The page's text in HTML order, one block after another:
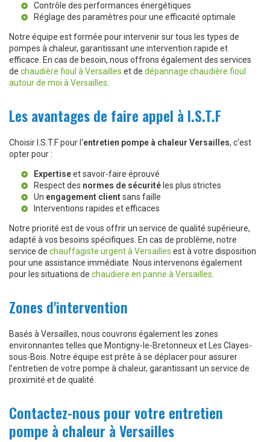
Contrôle des performances énergétiques
Réglage des paramètres pour une efficacité optimale
Notre équipe est formée pour intervenir sur tous les types de
pompes à chaleur, garantissant une intervention rapide et
efficace. En cas de besoin, nous offrons également des services
de chaudière fioul à Versailles et de dépannage chaudière fioul
autour de moi à Versailles
Les avantages de faire appel à I.S.T.F
Choisir I.S.T.F pour l'entretien pompe à chaleur Versailles, c'est
opter pour :
Expertiseet savoir-faire éprouvé
Respect des normes de sécurité les plus strictes
Un engagement client sans faille
Interventions rapides et efficaces
Notre priorité est de vous offrir un service de qualité supérieure,
adapté à vos besoins spécifiques. En cas de problème, notre
service de chauffagiste urgent à Versailles est à votre disposition
pour une assistance immédiate. Nous intervenons également
pour les situations de chaudiere en panne à Versailles
Zones d'intervention
Basés à Versailles, nous couvrons également les zones
environnantes telles que Montigny-le-Bretonneux et Les Clayes-
sous-Bois. Notre équipe est prête à se déplacer pour assurer
l'entretien de votre pompe à chaleur, garantissant un service de
proximité et de qualité.
Contactez-nous pour votre entretien
pompe à chaleur à Versailles